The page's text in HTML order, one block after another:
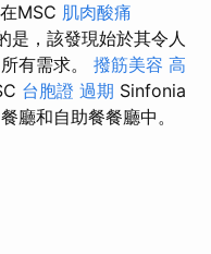
在MSC 肌肉酸痛
是，該發現始於其令人
有需求。 撥筋美容 高
台胞證 過期 Sinfonia
廳和自助餐餐廳中。